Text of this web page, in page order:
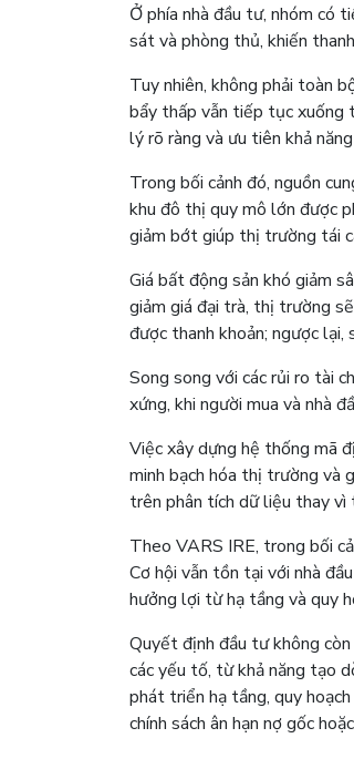
Ở phía nhà đầu tư, nhóm có
sát và phòng thủ, khiến
Tuy nhiên, không phải toàn
bẩy thấp vẫn tiếp tục xuống
lý rõ ràng và ưu tiên khả
Trong bối cảnh đó, nguồn
khu đô thị quy mô lớn được
giảm bớt giúp thị trường tái
Giá bất động sản khó giảm
giảm giá đại trà, thị trường
được thanh khoản; ngược
Song song với các rủi ro tài
xứng, khi người mua và nhà
Việc xây dựng hệ thống mã
minh bạch hóa thị trường và
trên phân tích dữ liệu thay vì
Theo VARS IRE, trong bối
Cơ hội vẫn tồn tại với nhà
hưởng lợi từ hạ tầng và quy
Quyết định đầu tư không
các yếu tố, từ khả năng tạo
phát triển hạ tầng, quy
chính sách ân hạn nợ gốc